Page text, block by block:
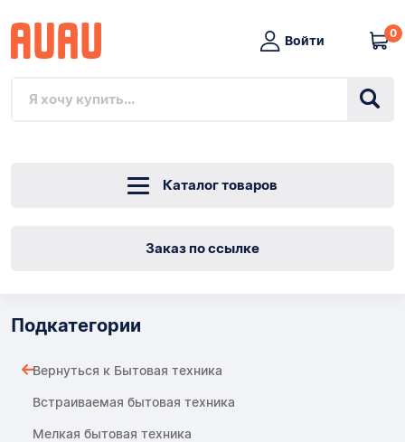
Войти
0
Каталог товаров
Заказ по ссылке
Подкатегории
Вернуться к Бытовая техника
Встраиваемая бытовая техника
Мелкая бытовая техника